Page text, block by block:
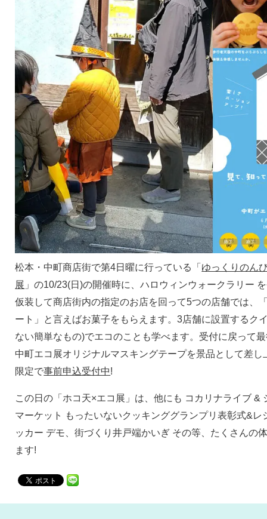
松本・中町商店街で第4日曜に行っている「 ゆっくりのん
展 」の10/23(日)の開催時に、ハロウィンウォークラリー
仮装して商店街内の指定のお店を回って5つの店舗では、
ート」と言えばお菓子をもらえます。3店舗に設置するク
ない簡単なもの)でエコのことも学べます。受付に戻って
中町エコ展オリジナルマスキングテープを景品として差
限定で事前申込受付中!
この日の「ホコ天×エコ展」は、他にも コカリナライブ &
マーケット もったいないクッキンググランプリ表彰式&レ
ッカー デモ、街づくり井戸端かいぎ その等、たくさんの
ます!